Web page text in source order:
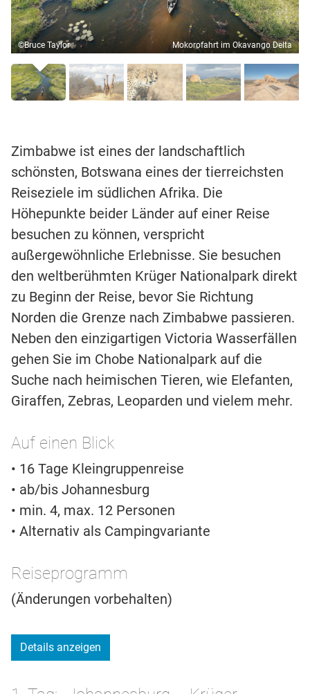
©Bruce Taylor Mokorofahrt im Okavango Delta
Zimbabwe ist eines der landschaftlich
schönsten, Botswana eines der tierreichsten
Reiseziele im südlichen Afrika. Die
Höhepunkte beider Länder auf einer Reise
besuchen zu können, verspricht
außergewöhnliche Erlebnisse. Sie besuchen
den weltberühmten Krüger Nationalpark direkt
zu Beginn der Reise, bevor Sie Richtung
Norden die Grenze nach Zimbabwe passieren.
Neben den einzigartigen Victoria Wasserfällen
gehen Sie im Chobe Nationalpark auf die
Suche nach heimischen Tieren, wie Elefanten,
Giraffen, Zebras, Leoparden und vielem mehr.
Auf einen Blick
• 16 Tage Kleingruppenreise
• ab/bis Johannesburg
• min. 4, max. 12 Personen
• Alternativ als Campingvariante
Reiseprogramm
(Änderungen vorbehalten)
Details anzeigen